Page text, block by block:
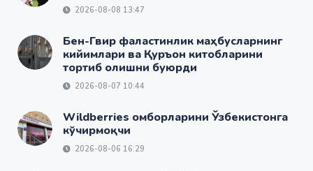
2026-08-08 13:47
Бен-Гвир фаластинлик маҳбусларнинг
кийимлари ва Қуръон китобларини
тортиб олишни буюрди
2026-08-07 10:44
Wildberries омборларини Ўзбекистонга
кўчирмоқчи
2026-08-06 16:29